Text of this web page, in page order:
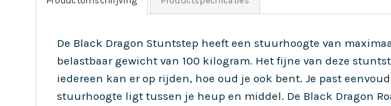
De Black Dragon Stuntstep heeft een stuurhoogte van
belastbaar gewicht van 100 kilogram. Het fijne van deze
iedereen kan er op rijden, hoe oud je ook bent. Je past
stuurhoogte ligt tussen je heup en middel. De Black Dragon